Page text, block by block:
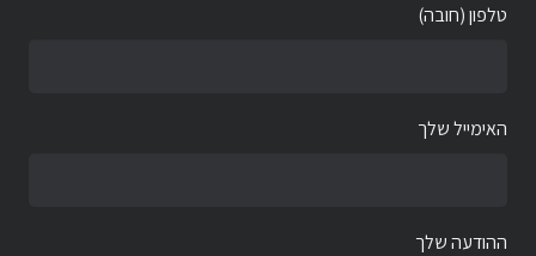
טלפון (חובה)
האימייל שלך
ההודעה שלך